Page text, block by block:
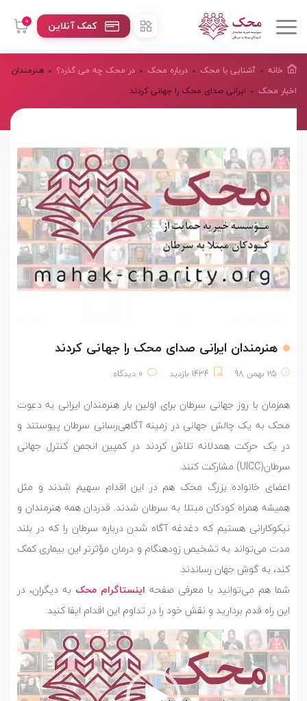
0 کمک آنلاین
خانه آشنایی با محک درباره محک
در محک چه می گذرد؟
اخبار محک
هنرمندان
ایرانی صدای محک را جهانی کردند
هنرمندان ایرانی صدای محک را جهانی کردند
25 بهمن 98 1434 بازدید 0 دیدگاه
همزمان با روز جهانی سرطان برای اولین بار هنرمندان ایرانی به دعوت
محک به یک چالش جهانی در زمینه آگاهی‌‌‌‌‌‌رسانی سرطان پیوستند و
در یک حرکت همدلانه تلاش کردند در کمپین انجمن کنترل جهانی
سرطان(UICC) مشارکت کنند.
اعضای خانواده بزرگ محک هم در این اقدام سهیم شدند و مثل
همیشه همراه کودکان مبتلا به سرطان شدند. قدردان همه هنرمندان و
نیکوکارانی هستیم که دغدغه آگاه شدن درباره سرطان را که در بلند
مدت می‌تواند به تشخیص زودهنگام و درمان مؤثرتر این بیماری کمک
کند، به گوش جهان رساندند.
شما هم می‌توانید با معرفی صفحه اینستاگرام محک به دیگران، در
این راه قدم بردارید و نقش خود را در تداوم این اقدام ایفا کنید.
نمایشگر
ویدیو